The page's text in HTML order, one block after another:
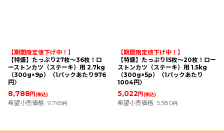
【期間限定値下げ中！】
【特盛】たっぷり27枚〜36枚！ロ
ーストンカツ（ステーキ）用 2.7kg
（300g×9p）〈1パックあたり976
円〉
8,788円(税込)
希望小売価格: 9,765円
【期間限定値下げ中！】
【特盛】たっぷり15枚〜20枚！ロー
ストンカツ（ステーキ）用 1.5kg
（300g×5p）〈1パックあたり
1004円〉
5,022 円(税込)
希望小売価格: 5,580円